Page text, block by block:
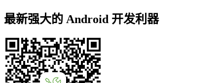
最新强大的 Android 开发利器